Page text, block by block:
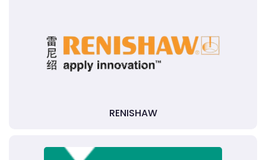
RENISHAW